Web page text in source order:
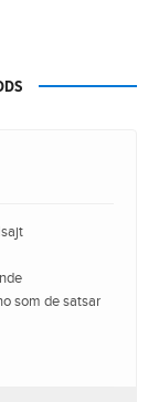
som de satsar